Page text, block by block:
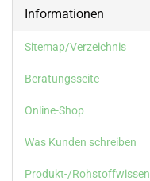
Informationen
Sitemap/Verzeichnis
Beratungsseite
Online-Shop
Was Kunden schreiben
Produkt-/Rohstoffwissen